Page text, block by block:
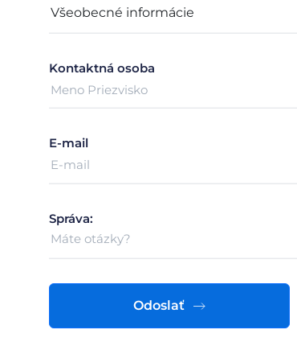
Kontaktná osoba
E-mail
Správa:
Odoslať